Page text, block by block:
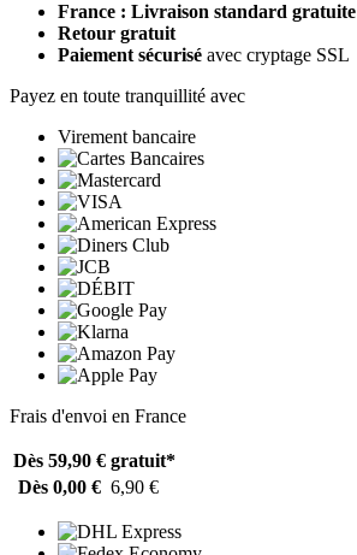
France : Livraison standard gratuite
Retour gratuit
Paiement sécurisé avec cryptage SSL
Payez en toute tranquillité avec
Virement bancaire
Frais d'envoi en France
Dès 59,90 € gratuit*
Dès 0,00 € 6,90 €